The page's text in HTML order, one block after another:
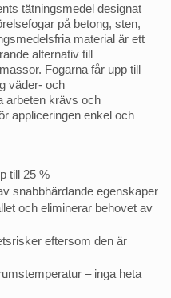
tätningsmedel designat
på betong, sten,
material är ett
alternativ till
Fogarna får upp till
väder- och
arbeten krävs och
appliceringen enkel och
till 25 %
snabbhärdande egenskaper
och eliminerar behovet av
eftersom den är
– inga heta